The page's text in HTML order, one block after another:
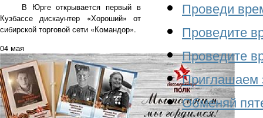
В Юрге открывается первый в
Кузбассе дискаунтер «Хороший» от
сибирской торговой сети «Командор».
04 мая
Проведи
Проведите
Проведите
Приглашаем
Обменяй